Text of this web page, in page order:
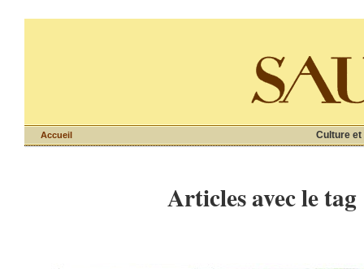
Culture et
Accueil
Articles avec le tag